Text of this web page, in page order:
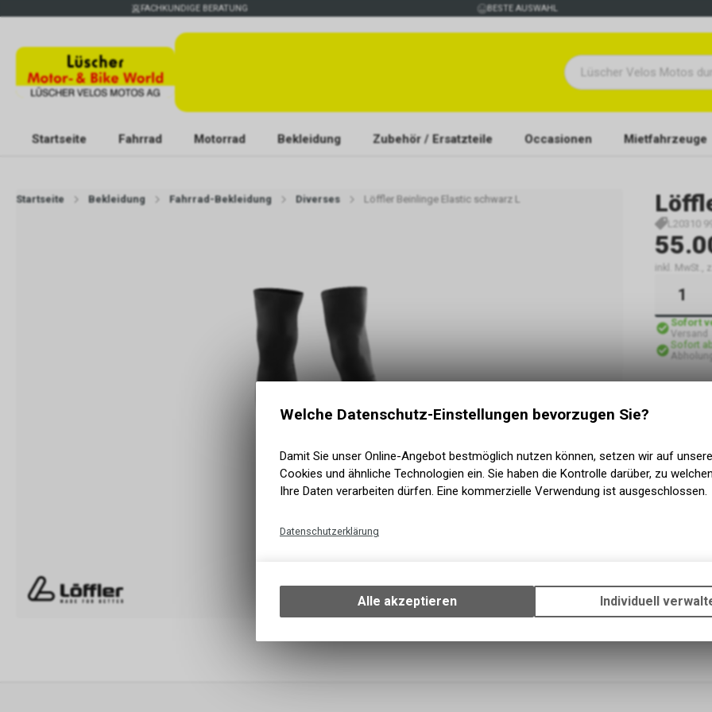
FACHKUNDIGE BERATUNG BESTE AUSWAHL
Startseite Fahrrad Motorrad Bekleidung Zubehör / Ersatzteile Occasionen Mietfahrzeuge
Startseite Bekleidung Fahrrad-Bekleidung Diverses Löffler Beinlinge Elastic schwarz L
L20310
inkl. MwSt.,
Sofort
Versand
Sofort
Welche Datenschutz-Einstellungen bevorzugen Sie?
Damit Sie unser Online-Angebot bestmöglich nutzen können, setzen wir auf
Cookies und ähnliche Technologien ein. Sie haben die Kontrolle darüber, zu
Ihre Daten verarbeiten dürfen. Eine kommerzielle Verwendung ist ausgeschlossen.
Datenschutzerklärung
Ihrem Gerät, um die grundlegenden Funktionen unseres Online-
Verwendung des Warenkorbs, zu ermöglichen. Bitte beachten Sie,
zulassen.
Alle akzeptieren Individuell